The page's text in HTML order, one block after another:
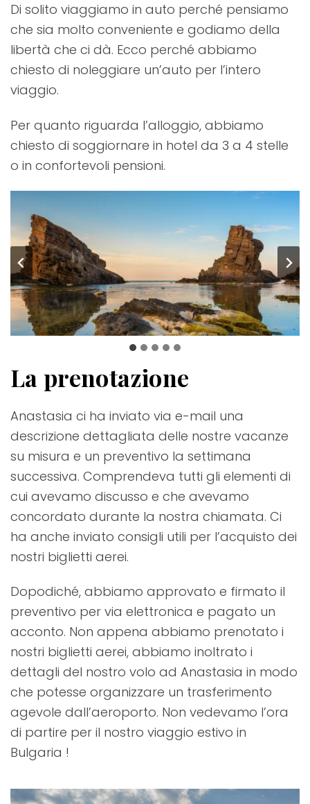
Di solito viaggiamo in auto perché pensiamo
che sia molto conveniente e godiamo della
libertà che ci dà. Ecco perché abbiamo
chiesto di noleggiare un’auto per l’intero
viaggio.
Per quanto riguarda l’alloggio, abbiamo
chiesto di soggiornare in hotel da 3 a 4 stelle
o in confortevoli pensioni.
La prenotazione
Anastasia ci ha inviato via e-mail una
descrizione dettagliata delle nostre vacanze
su misura e un preventivo la settimana
successiva. Comprendeva tutti gli elementi di
cui avevamo discusso e che avevamo
concordato durante la nostra chiamata. Ci
ha anche inviato consigli utili per l’acquisto dei
nostri biglietti aerei.
Dopodiché, abbiamo approvato e firmato il
preventivo per via elettronica e pagato un
acconto. Non appena abbiamo prenotato i
nostri biglietti aerei, abbiamo inoltrato i
dettagli del nostro volo ad Anastasia in modo
che potesse organizzare un trasferimento
agevole dall’aeroporto. Non vedevamo l’ora
di partire per il nostro viaggio estivo in
Bulgaria !